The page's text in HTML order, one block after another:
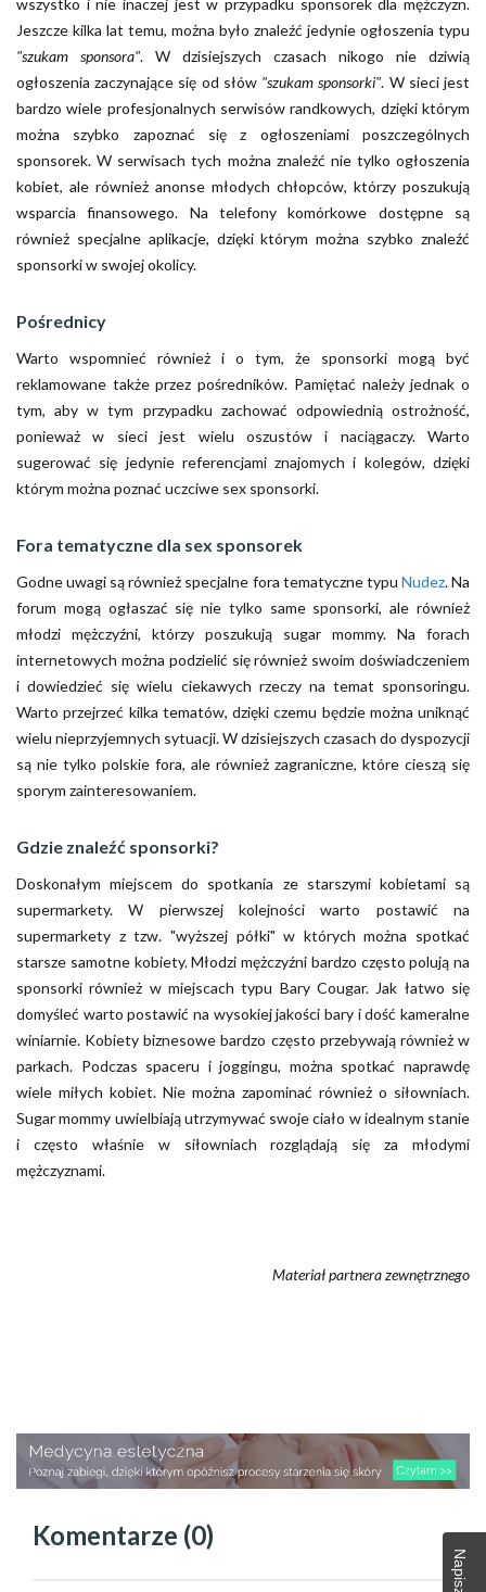
Jeszcze kilka lat temu, można było znaleźć jedynie ogłoszenia typu
"szukam sponsora". W dzisiejszych czasach nikogo nie dziwią
ogłoszenia zaczynające się od słów "szukam sponsorki". W sieci jest
bardzo wiele profesjonalnych serwisów randkowych, dzięki którym
można szybko zapoznać się z ogłoszeniami poszczególnych
sponsorek. W serwisach tych można znaleźć nie tylko ogłoszenia
kobiet, ale również anonse młodych chłopców, którzy poszukują
wsparcia finansowego. Na telefony komórkowe dostępne są
również specjalne aplikacje, dzięki którym można szybko znaleźć
sponsorki w swojej okolicy.
Pośrednicy
Warto wspomnieć również i o tym, że sponsorki mogą być
reklamowane także przez pośredników. Pamiętać należy jednak o
tym, aby w tym przypadku zachować odpowiednią ostrożność,
ponieważ w sieci jest wielu oszustów i naciągaczy. Warto
sugerować się jedynie referencjami znajomych i kolegów, dzięki
którym można poznać uczciwe sex sponsorki.
Fora tematyczne dla sex sponsorek
Godne uwagi są również specjalne fora tematyczne typu Nudez. Na
forum mogą ogłaszać się nie tylko same sponsorki, ale również
młodzi mężczyźni, którzy poszukują sugar mommy. Na forach
internetowych można podzielić się również swoim doświadczeniem
i dowiedzieć się wielu ciekawych rzeczy na temat sponsoringu.
Warto przejrzeć kilka tematów, dzięki czemu będzie można uniknąć
wielu nieprzyjemnych sytuacji. W dzisiejszych czasach do dyspozycji
są nie tylko polskie fora, ale również zagraniczne, które cieszą się
sporym zainteresowaniem.
Gdzie znaleźć sponsorki?
Doskonałym miejscem do spotkania ze starszymi kobietami są
supermarkety. W pierwszej kolejności warto postawić na
supermarkety z tzw. "wyższej półki" w których można spotkać
starsze samotne kobiety. Młodzi mężczyźni bardzo często polują na
sponsorki również w miejscach typu Bary Cougar. Jak łatwo się
domyśleć warto postawić na wysokiej jakości bary i dość kameralne
winiarnie. Kobiety biznesowe bardzo często przebywają również w
parkach. Podczas spaceru i joggingu, można spotkać naprawdę
wiele miłych kobiet. Nie można zapominać również o siłowniach.
Sugar mommy uwielbiają utrzymywać swoje ciało w idealnym stanie
i często właśnie w siłowniach rozglądają się za młodymi
mężczyznami.
Materiał partnera zewnętrznego
Komentarze (0)